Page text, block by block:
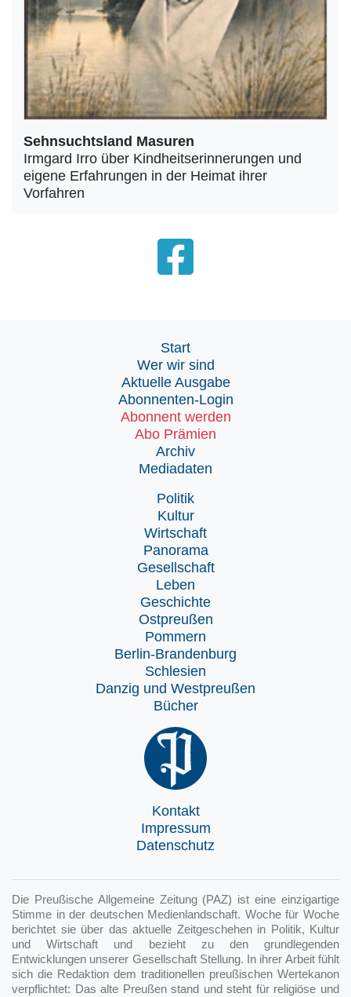
Sehnsuchtsland Masuren
Irmgard Irro über Kindheitserinnerungen und
eigene Erfahrungen in der Heimat ihrer
Vorfahren
Start
Wer wir sind
Aktuelle Ausgabe
Abonnenten-Login
Abonnent werden
Abo Prämien
Archiv
Mediadaten
Politik
Kultur
Wirtschaft
Panorama
Gesellschaft
Leben
Geschichte
Ostpreußen
Pommern
Berlin-Brandenburg
Schlesien
Danzig und Westpreußen
Bücher
Kontakt
Impressum
Datenschutz
Die Preußische Allgemeine Zeitung (PAZ) ist eine einzigartige
Stimme in der deutschen Medienlandschaft. Woche für Woche
berichtet sie über das aktuelle Zeitgeschehen in Politik, Kultur
und Wirtschaft und bezieht zu den grundlegenden
Entwicklungen unserer Gesellschaft Stellung. In ihrer Arbeit fühlt
sich die Redaktion dem traditionellen preußischen Wertekanon
verpflichtet: Das alte Preußen stand und steht für religiöse und